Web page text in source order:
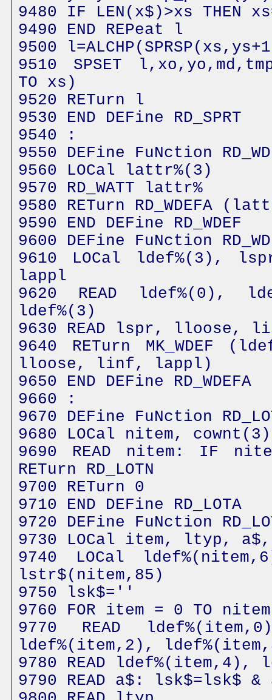
9480 IF LEN(x$)>xs THEN
9490 END REPeat l
9500
9510 SPSET
TO xs)
9520 RETurn l
9530 END DEFine RD_SPRT
9540 :
9550 DEFine FuNction
9560 LOCal lattr%(3)
9570 RD_WATT lattr%
9580 RETurn RD_WDEFA
9590 END DEFine RD_WDEF
9600 DEFine FuNction
9610 LOCal ldef%(3),
lappl
9620 READ ldef%(0),
ldef%(3)
9630 READ lspr, lloose,
9640 RETurn MK_WDEF
lloose, linf, lappl)
9650 END DEFine RD_WDEFA
9660 :
9670 DEFine FuNction
9680 LOCal nitem, cownt(3)
9690 READ nitem: IF
RETurn RD_LOTN
9700 RETurn 0
9710 END DEFine RD_LOTA
9720 DEFine FuNction
9730 LOCal item, ltyp,
9740 LOCal
lstr$(nitem,85)
9750 lsk$=''
9760 FOR item = 0 TO nitem
9770 READ
ldef%(item,2),
9780 READ ldef%(item,4),
9790 READ a$: lsk$=lsk$ &